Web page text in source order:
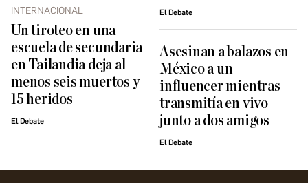
INTERNACIONAL
Un tiroteo en una
escuela de secundaria
en Tailandia deja al
menos seis muertos y
15 heridos
El Debate
El Debate
Asesinan a balazos en
México a un
influencer mientras
transmitía en vivo
junto a dos amigos
El Debate